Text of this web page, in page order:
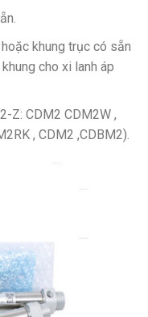
khung trục có sẵn
cho xi lanh áp
Z: CDM2 CDM2W ,
, CDM2 ,CDBM2).